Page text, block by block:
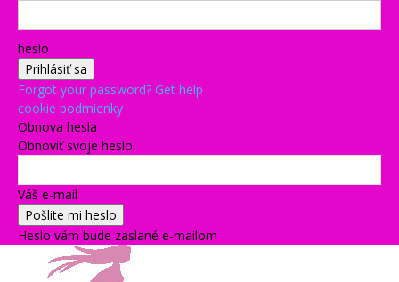
heslo
Forgot your password? Get help
cookie podmienky
Obnova hesla
Obnoviť svoje heslo
Váš e-mail
Heslo vám bude zaslané e-mailom